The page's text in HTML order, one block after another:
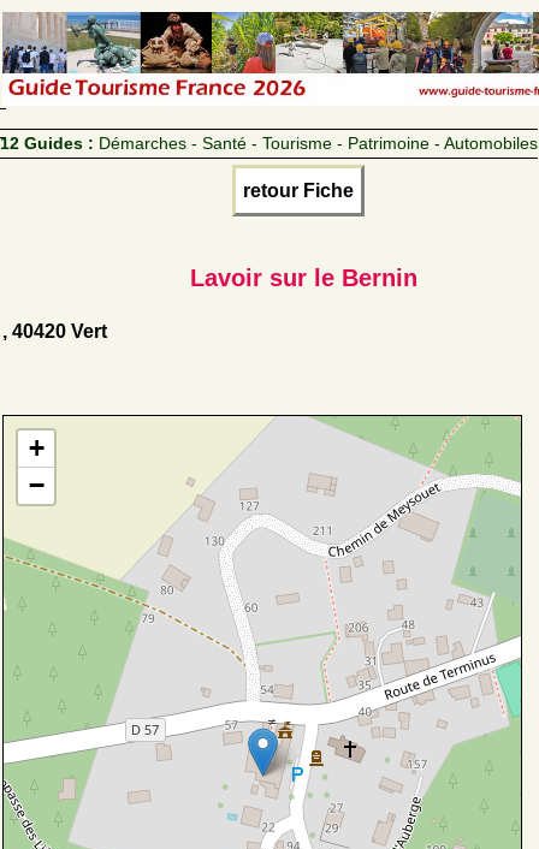
12 Guides : Démarches - Santé - Tourisme - Patrimoine - Automobiles
retour Fiche
Lavoir sur le Bernin
, 40420 Vert
+
−